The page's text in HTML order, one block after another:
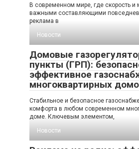
В современном мире, где скорость и
важными составляющими
реклама в
Новости
Домовые
пункты (ГРП):
эффективное
многоквартирных
Стабильное и безопасное
комфорта в любом современном
доме. Ключевым элементом,
Новости